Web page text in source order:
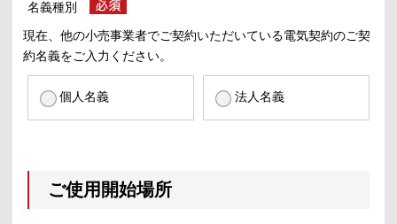
名義種別
現在、他の小売事業者でご契約いただいている電気契約のご契
約名義をご入力ください。
個人名義 法人名義
ご使用開始場所